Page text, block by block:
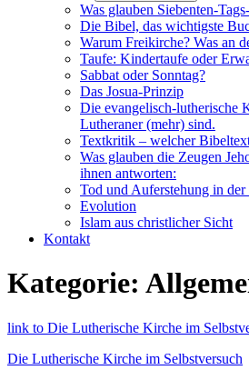
Was glauben Siebenten-
Die Bibel, das wichtigste
Warum Freikirche? Was an
Taufe: Kindertaufe oder
Sabbat oder Sonntag?
Das Josua-Prinzip
Die evangelisch-lutherische
Lutheraner (mehr) sind.
Textkritik – welcher
Was glauben die Zeugen
ihnen antworten:
Tod und Auferstehung in
Evolution
Islam aus christlicher Sicht
Kontakt
Kategorie:
link to Die Lutherische Kirche im
Die Lutherische Kirche im Selbstversuch